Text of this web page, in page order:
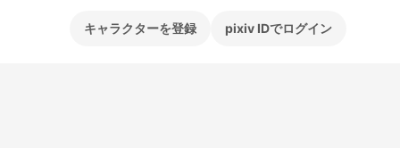
キャラクターを登録 pixiv IDでログイン